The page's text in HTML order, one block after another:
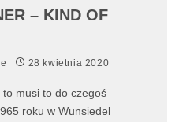
– KIND OF
28 kwietnia 2020
musi to do czegoś
roku w Wunsiedel